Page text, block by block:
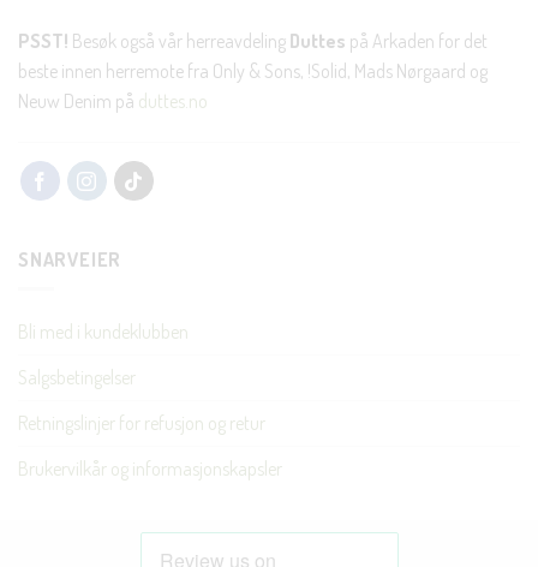
PSST! Besøk også vår herreavdeling Duttes på Arkaden for det
beste innen herremote fra Only & Sons, !Solid, Mads Nørgaard og
Neuw Denim på duttes.no
SNARVEIER
Bli med i kundeklubben
Salgsbetingelser
Retningslinjer for refusjon og retur
Brukervilkår og informasjonskapsler